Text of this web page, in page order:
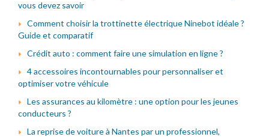
vous devez savoir
Comment choisir la trottinette électrique Ninebot idéale ?
Guide et comparatif
Crédit auto : comment faire une simulation en ligne ?
4 accessoires incontournables pour personnaliser et
optimiser votre véhicule
Les assurances au kilomètre : une option pour les jeunes
conducteurs ?
La reprise de voiture à Nantes par un professionnel,